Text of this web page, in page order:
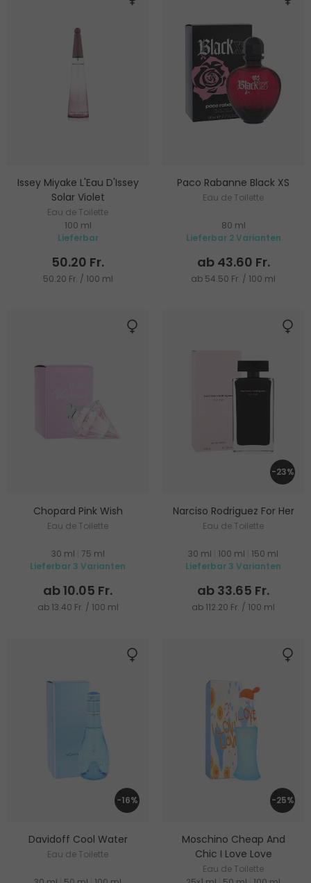
Issey Miyake L'Eau D'Issey
Solar Violet
Eau de Toilette
100 ml
Lieferbar
50.20 Fr.
50.20 Fr. / 100 ml
Paco Rabanne Black XS
Eau de Toilette
80 ml
Lieferbar 2 Varianten
ab 43.60 Fr.
ab 54.50 Fr. / 100 ml
Chopard Pink Wish
Eau de Toilette
30 ml 75 ml
Lieferbar 3 Varianten
ab 10.05 Fr.
ab 13.40 Fr. / 100 ml
-23%
Narciso Rodriguez For Her
Eau de Toilette
30 ml 100 ml
150 ml
Lieferbar 3 Varianten
ab 33.65 Fr.
ab 112.20 Fr. / 100 ml
-16%
Davidoff Cool Water
Eau de Toilette
-25%
Moschino Cheap And
Chic I Love Love
Eau de Toilette